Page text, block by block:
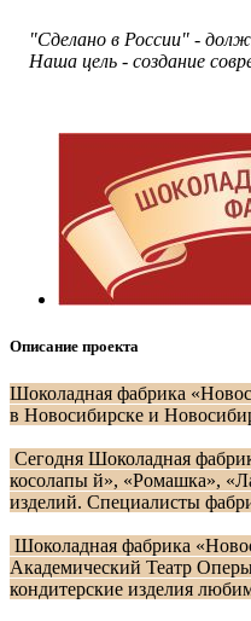
"Сделано в России" -
Наша цель - создание
Описание проекта
Шоколадная фабрика
в Новосибирске и
Сегодня Шоколадная
косолапы й», «Ромашка»,
изделий. Специалисты
Шоколадная фабрика
Академический Театр
кондитерские изделия